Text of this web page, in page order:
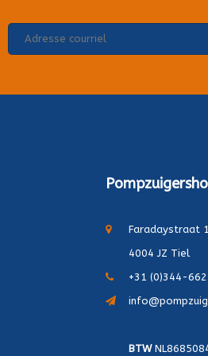
Faradaystraat
4004 JZ Tiel
+31 (0)344-
BTW